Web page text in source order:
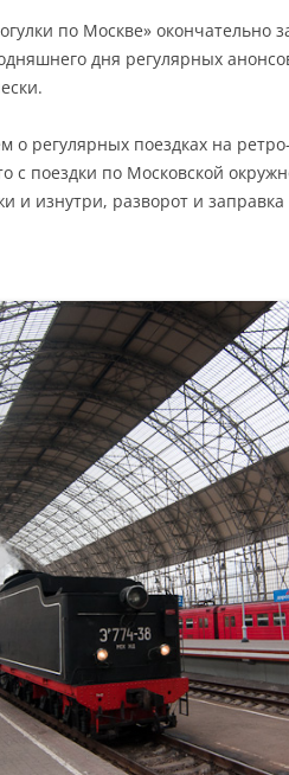
по Москве» окончательно
дня регулярных
о регулярных поездках на
с поездки по Московской
и изнутри, разворот и